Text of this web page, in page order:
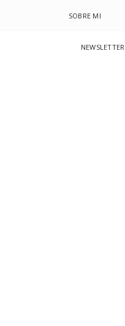
SOBRE MI
NEWSLETTER